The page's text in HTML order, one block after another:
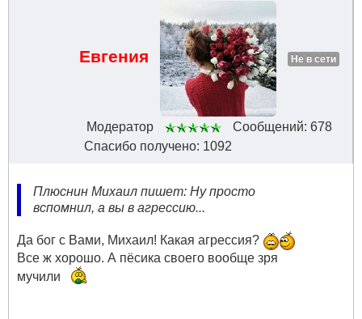
Евгения Не в сети
Модератор
Сообщений: 678
Спасибо получено: 1092
Плюснин Михаил пишет: Ну просто
вспомнил, а вы в агрессию...
Да бог с Вами, Михаил! Какая агрессия?
Все ж хорошо. А пёсика своего вообще зря
мучили